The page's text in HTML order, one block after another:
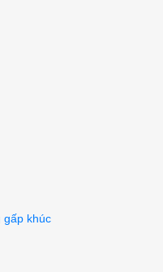
khúc